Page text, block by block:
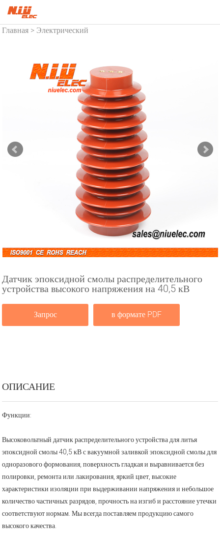
Главная > Электрический
Датчик эпоксидной смолы распределительного
устройства высокого напряжения на 40,5 кВ
Запрос в формате PDF
ОПИСАНИЕ
Функции:
Высоковольтный датчик распределительного устройства для литья
эпоксидной смолы 40,5 кВ с вакуумной заливкой эпоксидной смолы для
одноразового формования, поверхность гладкая и выравнивается без
полировки, ремонта или лакирования, яркий цвет, высокие
характеристики изоляции при выдерживании напряжения и небольшое
количество частичных разрядов, прочность на изгиб и расстояние утечки
соответствуют нормам. Мы всегда поставляем продукцию самого
высокого качества.